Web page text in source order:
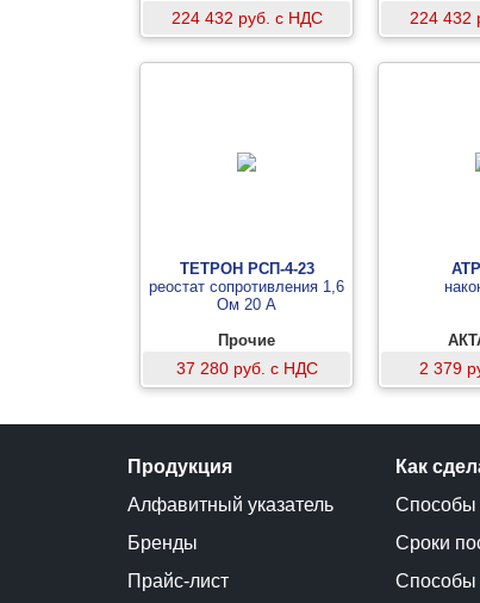
224 432 руб. с НДС 224 432
ТЕТРОН РСП-4-23
реостат сопротивления 1,6
Ом 20 А
Прочие
37 280 руб. с НДС 2 379
Продукция
Алфавитный указатель
Бренды
Прайс-лист
Как
Способы
Сроки
Способы